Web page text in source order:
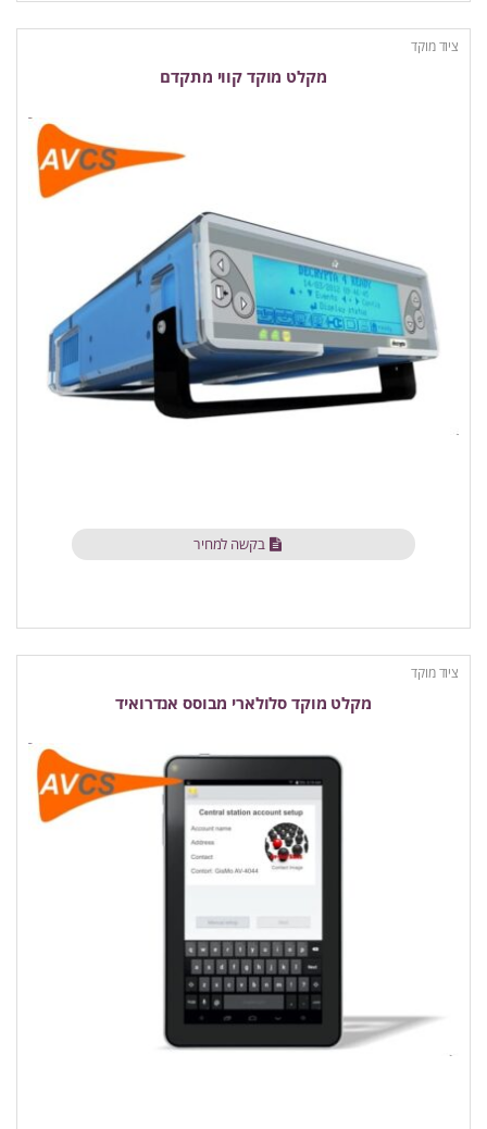
ציוד מוקד
מקלט מוקד קווי מתקדם
בקשה למחיר
ציוד מוקד
מקלט מוקד סלולארי מבוסס אנדרואיד